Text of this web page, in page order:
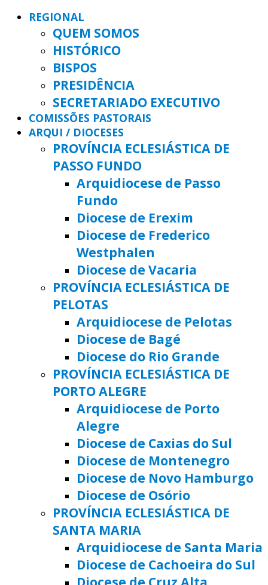
REGIONAL
QUEM SOMOS
HISTÓRICO
BISPOS
PRESIDÊNCIA
SECRETARIADO EXECUTIVO
COMISSÕES PASTORAIS
ARQUI / DIOCESES
PROVÍNCIA ECLESIÁSTICA DE
PASSO FUNDO
Arquidiocese de Passo
Fundo
Diocese de Erexim
Diocese de Frederico
Westphalen
Diocese de Vacaria
PROVÍNCIA ECLESIÁSTICA DE
PELOTAS
Arquidiocese de Pelotas
Diocese de Bagé
Diocese do Rio Grande
PROVÍNCIA ECLESIÁSTICA DE
PORTO ALEGRE
Arquidiocese de Porto
Alegre
Diocese de Caxias do Sul
Diocese de Montenegro
Diocese de Novo Hamburgo
Diocese de Osório
PROVÍNCIA ECLESIÁSTICA DE
SANTA MARIA
Arquidiocese de Santa Maria
Diocese de Cachoeira do Sul